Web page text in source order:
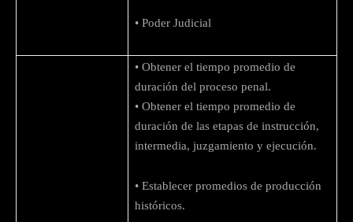
• Poder Judicial
• Obtener el tiempo promedio de
duración del proceso penal.
• Obtener el tiempo promedio de
duración de las etapas de instrucción,
intermedia, juzgamiento y ejecución.
• Establecer promedios de producción
históricos.